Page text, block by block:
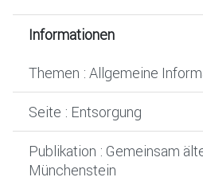
Informationen
Themen : Allgemeine
Seite : Entsorgung
Publikation : Gemeinsam
Münchenstein